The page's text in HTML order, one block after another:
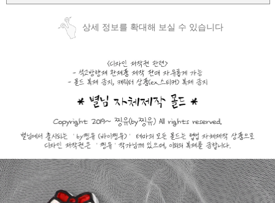
상세 정보를 확대해 보실 수 있습니다